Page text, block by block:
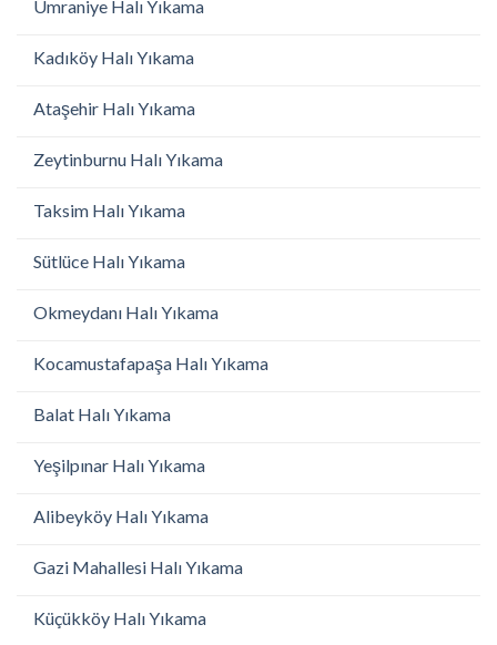
Ümraniye Halı Yıkama
Kadıköy Halı Yıkama
Ataşehir Halı Yıkama
Zeytinburnu Halı Yıkama
Taksim Halı Yıkama
Sütlüce Halı Yıkama
Okmeydanı Halı Yıkama
Kocamustafapaşa Halı Yıkama
Balat Halı Yıkama
Yeşilpınar Halı Yıkama
Alibeyköy Halı Yıkama
Gazi Mahallesi Halı Yıkama
Küçükköy Halı Yıkama